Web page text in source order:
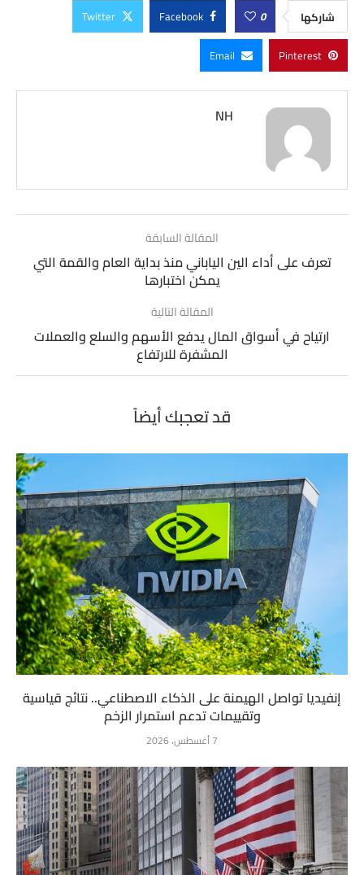
شاركها 0
Facebook
Twitter
Pinterest
Email
NH
المقالة السابقة
تعرف على أداء الين الياباني منذ بداية العام والقمة التي
يمكن اختبارها
المقالة التالية
ارتياح في أسواق المال يدفع الأسهم والسلع والعملات
المشفرة للارتفاع
قد تعجبك أيضاً
إنفيديا تواصل الهيمنة على الذكاء الاصطناعي.. نتائج قياسية
وتقييمات تدعم استمرار الزخم
7 أغسطس، 2026